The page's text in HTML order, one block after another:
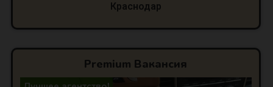
Краснодар
Premium Вакансия